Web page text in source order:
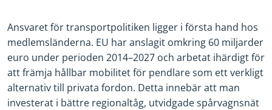
Ansvaret för transportpolitiken ligger i första hand hos
medlemsländerna. EU har anslagit omkring 60 miljarder
euro under perioden 2014–2027 och arbetat ihärdigt för
att främja hållbar mobilitet för pendlare som ett verkligt
alternativ till privata fordon. Detta innebär att man
investerat i bättre regionaltåg, utvidgade spårvagnsnät